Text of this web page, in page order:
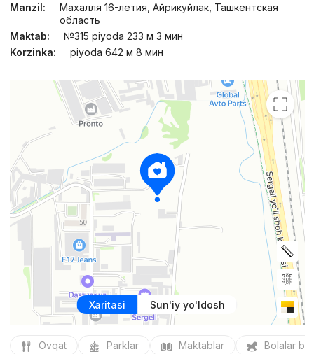
Manzil:
Махалля 16-летия, Айрикуйлак, Ташкентская
область
Maktab:
№315 piyoda 233 м 3 мин
Korzinka:
piyoda 642 м 8 мин
Xaritasi Sun'iy yo'ldosh
Ovqat Parklar Maktablar Bolalar